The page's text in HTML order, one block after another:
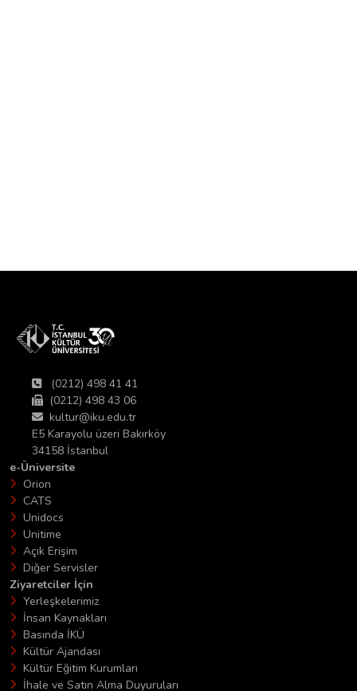
(0212) 498 41 41
(0212) 498 43 06
kultur@iku.edu.tr
E5 Karayolu üzeri Bakırköy
34158 İstanbul
e-Üniversite
Orion
CATS
Unidocs
Unitime
Açık Erişim
Diğer Servisler
Ziyaretciler İçin
Yerleşkelerimiz
İnsan Kaynakları
Basında İKÜ
Kültür Ajandası
Kültür Eğitim Kurumları
İhale ve Satın Alma Duyuruları